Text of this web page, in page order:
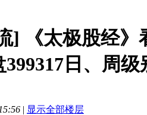
]
《太极股经
日、周
| 显示全部楼层